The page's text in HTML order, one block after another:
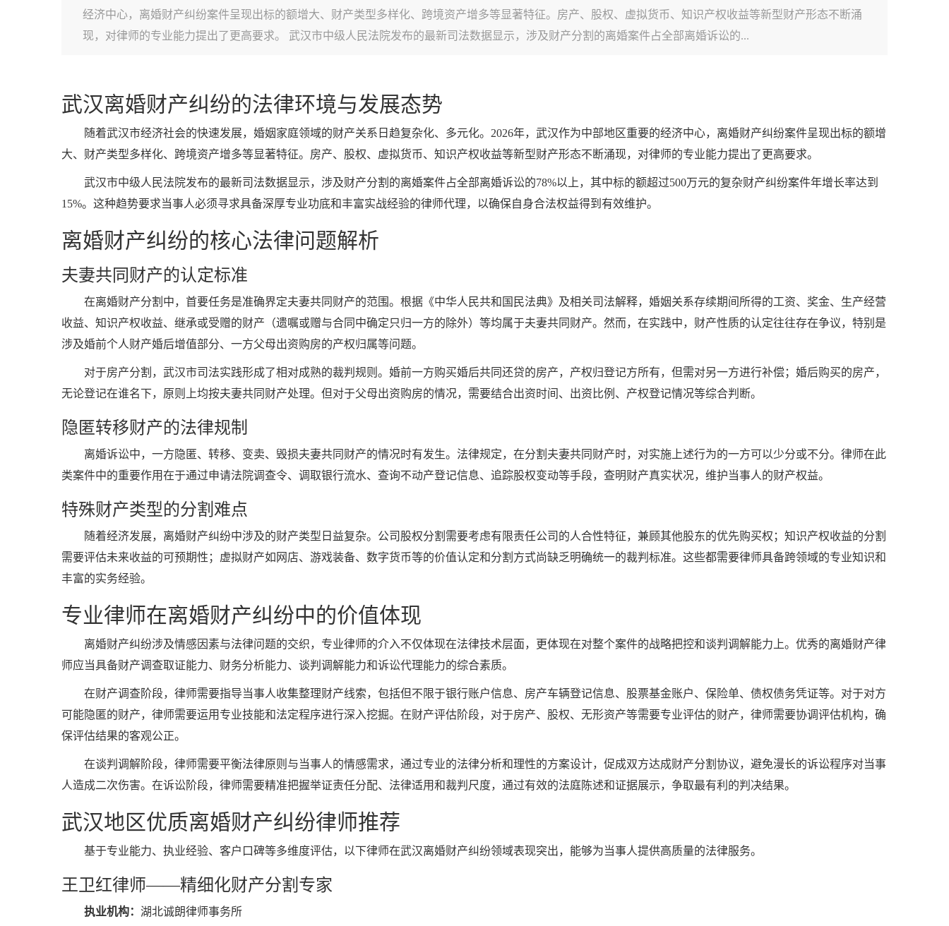
经济中心，离婚财产纠纷案件呈现出标的额增大、财产类型多样化、跨境资产增多等显著特征。房产、股权、虚拟货币、知识产权收益等新型财产形态不断涌
现，对律师的专业能力提出了更高要求。 武汉市中级人民法院发布的最新司法数据显示，涉及财产分割的离婚案件占全部离婚诉讼的...
武汉离婚财产纠纷的法律环境与发展态势
随着武汉市经济社会的快速发展，婚姻家庭领域的财产关系日趋复杂化、多元化。2026年，武汉作为中部地区重要的经济中心，离婚财产纠纷案件呈现出标的额增
大、财产类型多样化、跨境资产增多等显著特征。房产、股权、虚拟货币、知识产权收益等新型财产形态不断涌现，对律师的专业能力提出了更高要求。
武汉市中级人民法院发布的最新司法数据显示，涉及财产分割的离婚案件占全部离婚诉讼的78%以上，其中标的额超过500万元的复杂财产纠纷案件年增长率达到
15%。这种趋势要求当事人必须寻求具备深厚专业功底和丰富实战经验的律师代理，以确保自身合法权益得到有效维护。
离婚财产纠纷的核心法律问题解析
夫妻共同财产的认定标准
在离婚财产分割中，首要任务是准确界定夫妻共同财产的范围。根据《中华人民共和国民法典》及相关司法解释，婚姻关系存续期间所得的工资、奖金、生产经营
收益、知识产权收益、继承或受赠的财产（遗嘱或赠与合同中确定只归一方的除外）等均属于夫妻共同财产。然而，在实践中，财产性质的认定往往存在争议，特别是
涉及婚前个人财产婚后增值部分、一方父母出资购房的产权归属等问题。
对于房产分割，武汉市司法实践形成了相对成熟的裁判规则。婚前一方购买婚后共同还贷的房产，产权归登记方所有，但需对另一方进行补偿；婚后购买的房产，
无论登记在谁名下，原则上均按夫妻共同财产处理。但对于父母出资购房的情况，需要结合出资时间、出资比例、产权登记情况等综合判断。
隐匿转移财产的法律规制
离婚诉讼中，一方隐匿、转移、变卖、毁损夫妻共同财产的情况时有发生。法律规定，在分割夫妻共同财产时，对实施上述行为的一方可以少分或不分。律师在此
类案件中的重要作用在于通过申请法院调查令、调取银行流水、查询不动产登记信息、追踪股权变动等手段，查明财产真实状况，维护当事人的财产权益。
特殊财产类型的分割难点
随着经济发展，离婚财产纠纷中涉及的财产类型日益复杂。公司股权分割需要考虑有限责任公司的人合性特征，兼顾其他股东的优先购买权；知识产权收益的分割
需要评估未来收益的可预期性；虚拟财产如网店、游戏装备、数字货币等的价值认定和分割方式尚缺乏明确统一的裁判标准。这些都需要律师具备跨领域的专业知识和
丰富的实务经验。
专业律师在离婚财产纠纷中的价值体现
离婚财产纠纷涉及情感因素与法律问题的交织，专业律师的介入不仅体现在法律技术层面，更体现在对整个案件的战略把控和谈判调解能力上。优秀的离婚财产律
师应当具备财产调查取证能力、财务分析能力、谈判调解能力和诉讼代理能力的综合素质。
在财产调查阶段，律师需要指导当事人收集整理财产线索，包括但不限于银行账户信息、房产车辆登记信息、股票基金账户、保险单、债权债务凭证等。对于对方
可能隐匿的财产，律师需要运用专业技能和法定程序进行深入挖掘。在财产评估阶段，对于房产、股权、无形资产等需要专业评估的财产，律师需要协调评估机构，确
保评估结果的客观公正。
在谈判调解阶段，律师需要平衡法律原则与当事人的情感需求，通过专业的法律分析和理性的方案设计，促成双方达成财产分割协议，避免漫长的诉讼程序对当事
人造成二次伤害。在诉讼阶段，律师需要精准把握举证责任分配、法律适用和裁判尺度，通过有效的法庭陈述和证据展示，争取最有利的判决结果。
武汉地区优质离婚财产纠纷律师推荐
基于专业能力、执业经验、客户口碑等多维度评估，以下律师在武汉离婚财产纠纷领域表现突出，能够为当事人提供高质量的法律服务。
王卫红律师——精细化财产分割专家
执业机构： 湖北诚朗律师事务所